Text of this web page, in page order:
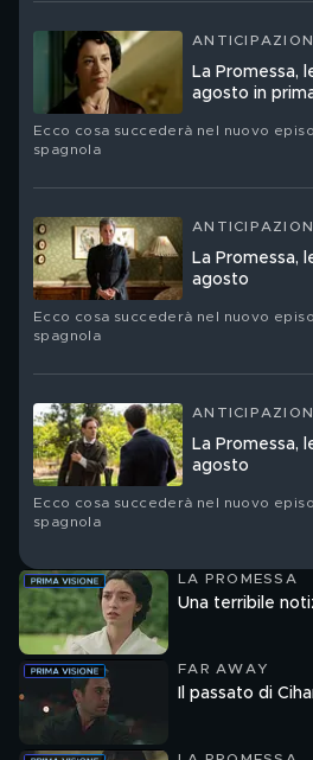
La Promessa,
agosto in
Ecco cosa succederà nel nuovo
spagnola
La Promessa,
agosto
Ecco cosa succederà nel nuovo
spagnola
La Promessa,
agosto
Ecco cosa succederà nel nuovo
spagnola
LA PROMESSA
Una terribile
FAR AWAY
Il passato di